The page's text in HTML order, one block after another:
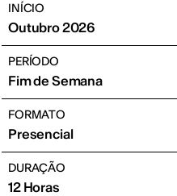
INÍCIO
Outubro 2026
PERÍODO
Fim de Semana
FORMATO
Presencial
DURAÇÃO
12 Horas